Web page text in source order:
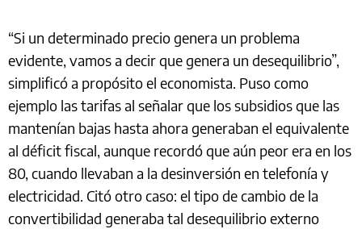
“Si un determinado precio genera un problema
evidente, vamos a decir que genera un desequilibrio”,
simplificó a propósito el economista. Puso como
ejemplo las tarifas al señalar que los subsidios que las
mantenían bajas hasta ahora generaban el equivalente
al déficit fiscal, aunque recordó que aún peor era en los
80, cuando llevaban a la desinversión en telefonía y
electricidad. Citó otro caso: el tipo de cambio de la
convertibilidad generaba tal desequilibrio externo